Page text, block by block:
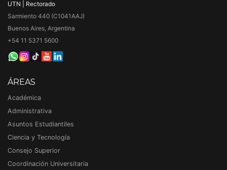
UTN | Rectorado
Sarmiento 440 (C1041AAJ)
Buenos Aires, Argentina
+54 11 5371 5600
ÁREAS
Académica
Administrativa
Asuntos Estudiantiles
Ciencia y Tecnología
Consejo Superior
Coordinación Universitaria